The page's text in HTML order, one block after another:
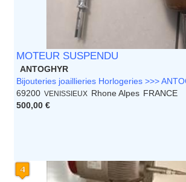
MOTEUR SUSPENDU
ANTOGHYR
Bijouteries joaillieries Horlogeries >>>
69200 VENISSIEUX Rhone Alpes FRANCE
500,00 €